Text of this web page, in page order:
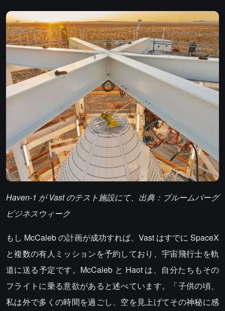
Haven-1 が Vast のテスト施設にて、出典：ブルームバーグ
ビジネスウィーク
もし McCaleb の計画が成功すれば、Vast はすでに SpaceX
と複数の有人ミッションを予約しており、宇宙飛行士を軌
道に送る予定です。McCaleb と Haot は、自分たちもその
フライトに乗る意欲があると述べています。「子供の頃、
私は外で多くの時間を過ごし、空を見上げてその神秘に感